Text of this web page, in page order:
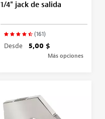
1/4" jack de salida
(161)
Desde 5,00 $
Más opciones